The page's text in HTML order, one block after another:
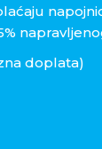
doplata)